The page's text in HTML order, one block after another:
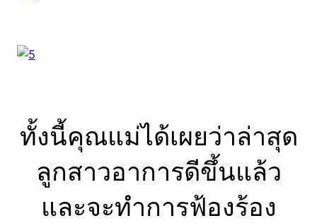
ทั้งนี้คุณแม่ได้เผยว่าล่าสุด
ลูกสาวอาการดีขึ้นแล้ว
และจะทำการฟ้องร้อง